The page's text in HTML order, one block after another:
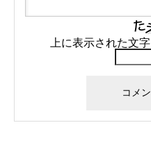
上に表示された文